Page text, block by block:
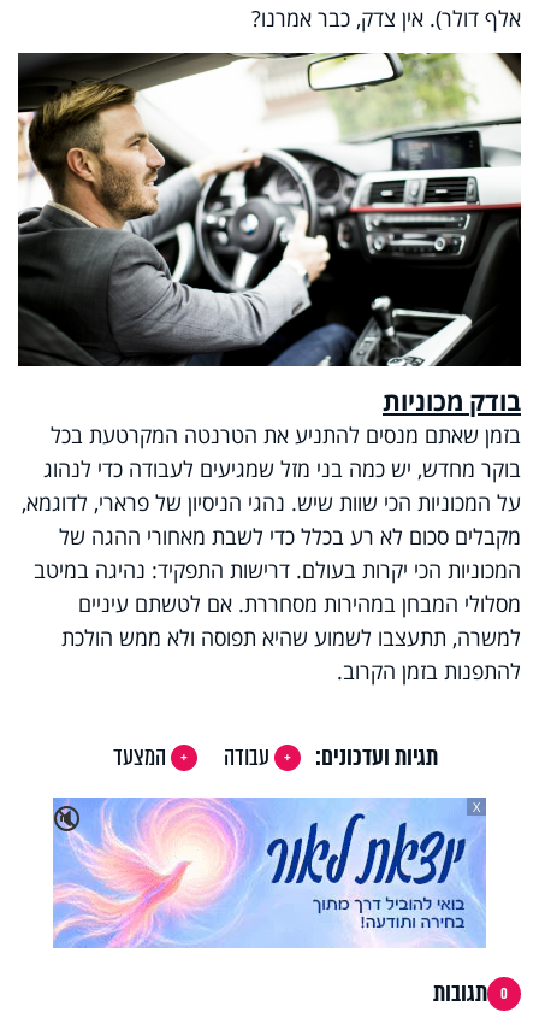
אלף דולר). אין צדק, כבר אמרנו?
בודק מכוניות
בזמן שאתם מנסים להתניע את הטרנטה המקרטעת בכל
בוקר מחדש, יש כמה בני מזל שמגיעים לעבודה כדי לנהוג
על המכוניות הכי שוות שיש. נהגי הניסיון של פרארי, לדוגמא,
מקבלים סכום לא רע בכלל כדי לשבת מאחורי ההגה של
המכוניות הכי יקרות בעולם. דרישות התפקיד: נהיגה במיטב
מסלולי המבחן במהירות מסחררת. אם לטשתם עיניים
למשרה, תתעצבו לשמוע שהיא תפוסה ולא ממש הולכת
להתפנות בזמן הקרוב.
תגיות ועדכונים: עבודה
המצעד
🔇
X
0 תגובות